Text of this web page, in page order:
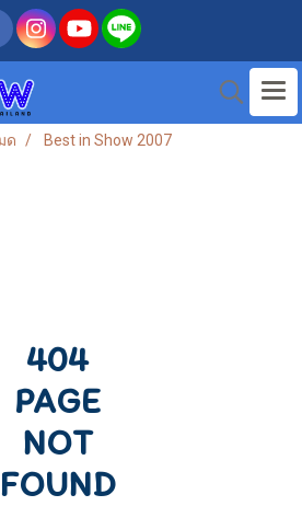
ด Best in Show 2007
404
PAGE
NOT
FOUND